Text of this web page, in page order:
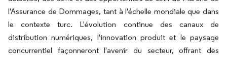
l'Assurance de Dommages, tant à l'échelle mondiale que dans
le contexte turc. L'évolution continue des canaux de
distribution numériques, l'innovation produit et le paysage
concurrentiel façonneront l'avenir du secteur, offrant des